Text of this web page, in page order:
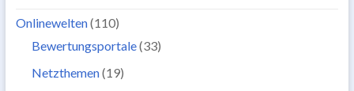
Onlinewelten(110)
Bewertungsportale(33)
Netzthemen(19)